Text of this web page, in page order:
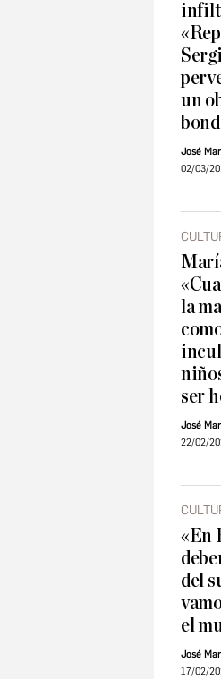
un
José
02/03/
la
ser
José
22/02/
«En
del
el
José
17/02/